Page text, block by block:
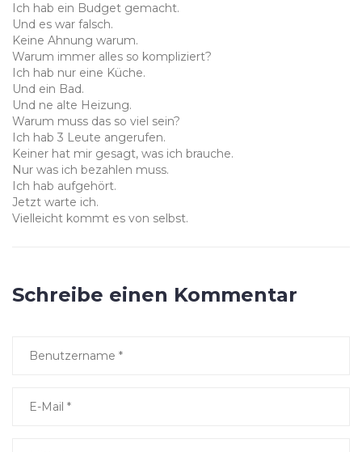
Ich hab ein Budget gemacht.
Und es war falsch.
Keine Ahnung warum.
Warum immer alles so kompliziert?
Ich hab nur eine Küche.
Und ein Bad.
Und ne alte Heizung.
Warum muss das so viel sein?
Ich hab 3 Leute angerufen.
Keiner hat mir gesagt, was ich brauche.
Nur was ich bezahlen muss.
Ich hab aufgehört.
Jetzt warte ich.
Vielleicht kommt es von selbst.
Schreibe einen Kommentar